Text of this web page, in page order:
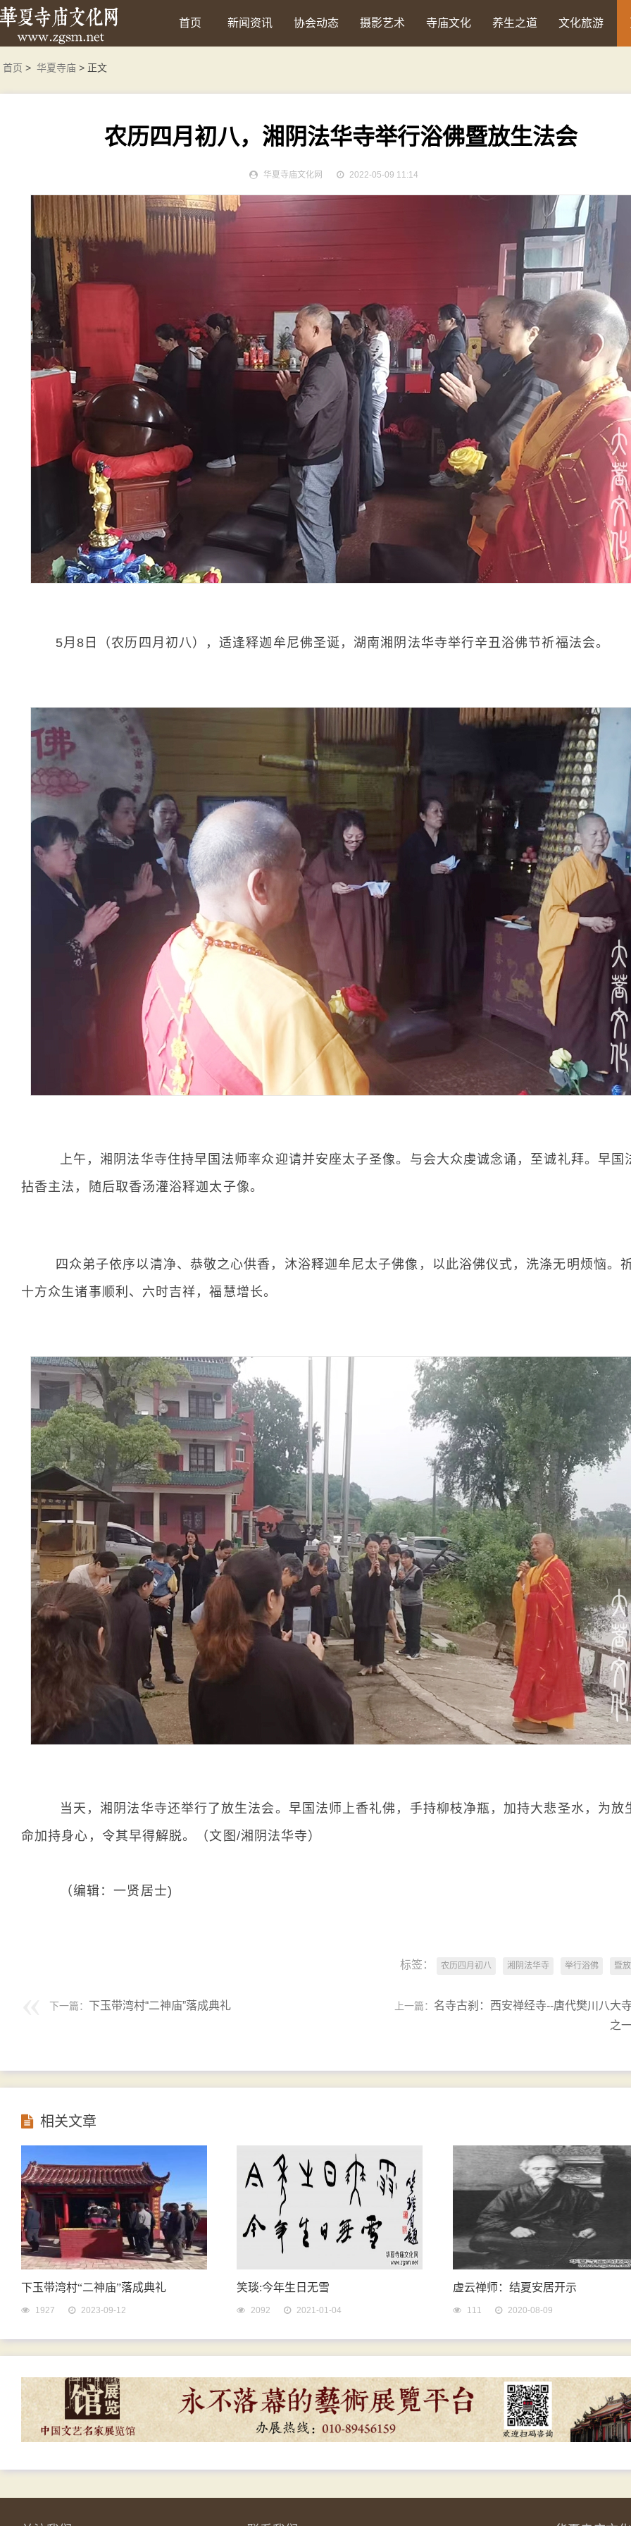
首页 新闻资讯 协会动态 摄影艺术 寺庙文化 养生之道 文化旅游
首页 > 华夏寺庙 > 正文
农历四月初八，湘阴法华寺举行浴佛暨放生法会
华夏寺庙文化网 2022-05-09 11:14
5月8日（农历四月初八），适逢释迦牟尼佛圣诞，湖南湘阴法华寺举行辛丑浴佛节祈福法会。
上午，湘阴法华寺住持早国法师率众迎请并安座太子圣像。与会大众虔诚念诵，至诚礼拜。早国
拈香主法，随后取香汤灌浴释迦太子像。
四众弟子依序以清净、恭敬之心供香，沐浴释迦牟尼太子佛像，以此浴佛仪式，洗涤无明烦恼。
十方众生诸事顺利、六时吉祥，福慧增长。
当天，湘阴法华寺还举行了放生法会。早国法师上香礼佛，手持柳枝净瓶，加持大悲圣水，为放
命加持身心，令其早得解脱。（文图/湘阴法华寺）
（编辑：一贤居士)
标签： 农历四月初八 湘阴法华寺 举行浴佛 暨
下一篇： 下玉带湾村“二神庙”落成典礼 上一篇： 名寺古刹：西安禅经寺--唐代樊川八大
之
相关文章
下玉带湾村“二神庙”落成典礼
1927 2023-09-12
笑琰:今年生日无雪
2092 2021-01-04
虚云禅师：结夏安居开示
111 2020-08-09